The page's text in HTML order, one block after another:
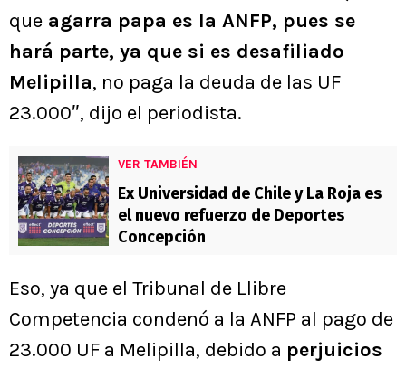
que agarra papa es la ANFP, pues se
hará parte, ya que si es desafiliado
Melipilla, no paga la deuda de las UF
23.000″, dijo el periodista.
VER TAMBIÉN
Ex Universidad de Chile y La Roja es
el nuevo refuerzo de Deportes
Concepción
Eso, ya que el Tribunal de Llibre
Competencia condenó a la ANFP al pago de
23.000 UF a Melipilla, debido a perjuicios